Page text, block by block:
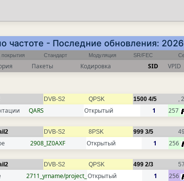
частоте - Последние обновления:
Стандарт Модуляция SR/FEC
Пакеты Кодировка SID VPID
DVB-S2 QPSK 1500 4/5 ,
QARS Открытый 1 257
DVB-S2 8PSK 999 3/5
2908_IZ0AXF Открытый 1 256
DVB-S2 QPSK 499 2/3
2711_yrname/project_ Открытый 1 256